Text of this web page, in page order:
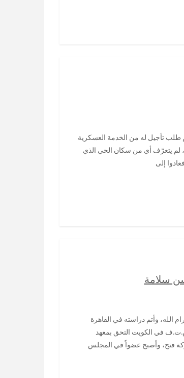
ومدينته، لم يتعرّف أي من سكان الحي الذي
إلى
سلامة
في مكتب م.ت.ف في الكويت التحق بمعهد
المركزي لحركة فتح، وأصبح عضواً في المجلس